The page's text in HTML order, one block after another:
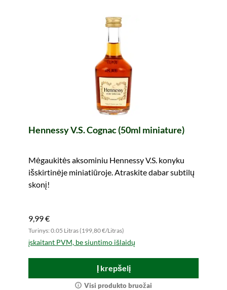
Hennessy V.S. Cognac (50ml miniature)
Mėgaukitės aksominiu Hennessy V.S. konyku
išskirtinėje miniatiūroje. Atraskite dabar subtilų
skonį!
9,99 €
Turinys: 0.05 Litras (199,80 €/Litras)
įskaitant PVM, be siuntimo išlaidų
Į krepšelį
Visi produkto bruožai